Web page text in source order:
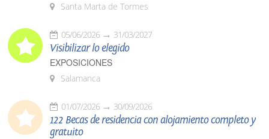
Santa Marta de Tormes
05/06/2026 31/03/2027
Visibilizar lo elegido
EXPOSICIONES
Salamanca
01/07/2026 30/09/2026
122 Becas de residencia con alojamiento completo y
gratuito